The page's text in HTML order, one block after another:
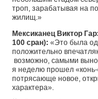
троп, зарабатывая на
жилищ.»
Мексиканец Виктор
100 сран): «Это была
положительно
возможно, самыми
я неделю прошел
потрясающе новое,
характера».